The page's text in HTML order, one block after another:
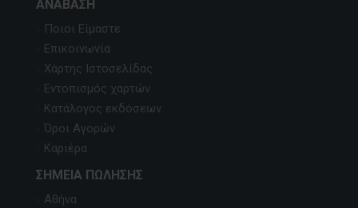
ΑΝΆΒΑΣΗ
Ποιοι Είμαστε
Επικοινωνία
Χάρτης Ιστοσελίδας
Εντοπισμός χαρτών
Κατάλογος εκδόσεων
Όροι Αγορών
Καριέρα
ΣΗΜΕΊΑ ΠΏΛΗΣΗΣ
Αθήνα